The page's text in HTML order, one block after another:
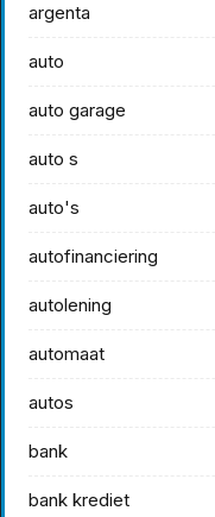
argenta
auto
auto garage
auto s
auto's
autofinanciering
autolening
automaat
autos
bank
bank krediet